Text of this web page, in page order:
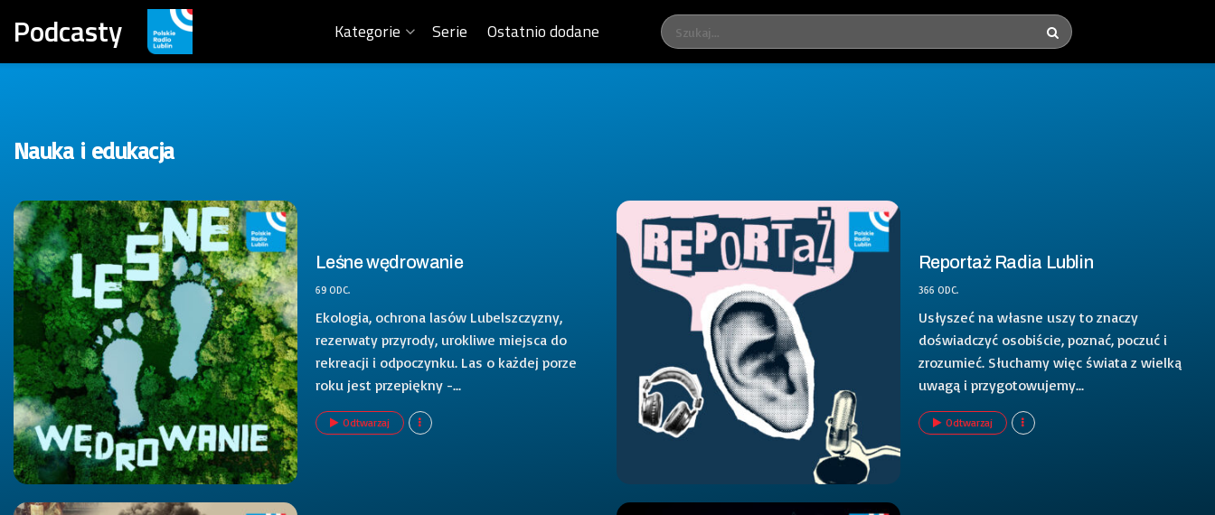
Podcasty Kategorie Serie Ostatnio dodane
Nauka i edukacja
Leśne wędrowanie
69 ODC.
Ekologia, ochrona lasów Lubelszczyzny,
rezerwaty przyrody, urokliwe miejsca do
rekreacji i odpoczynku. Las o każdej porze
roku jest przepiękny -...
Odtwarzaj
Reportaż Radia Lublin
366 ODC.
Usłyszeć na własne uszy to znaczy
doświadczyć osobiście, poznać, poczuć i
zrozumieć. Słuchamy więc świata z wielką
uwagą i przygotowujemy...
Odtwarzaj